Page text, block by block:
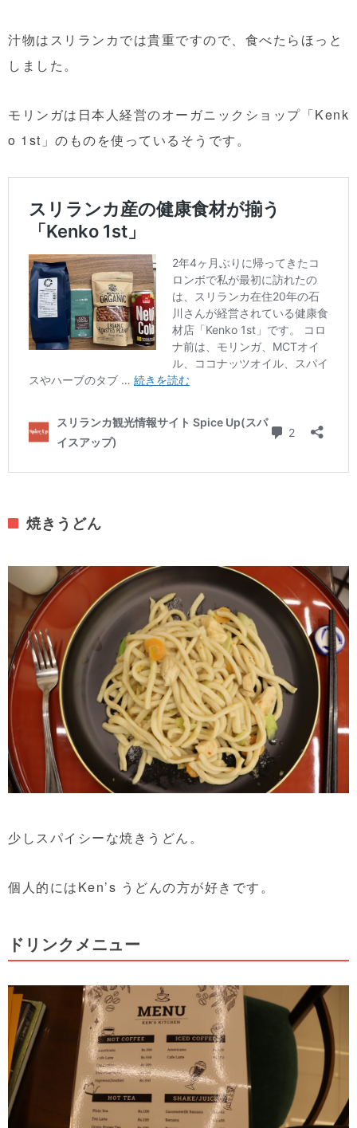
汁物はスリランカでは貴重ですので、食べたらほっと
しました。
モリンガは日本人経営のオーガニックショップ「Kenk
o 1st」のものを使っているそうです。
焼きうどん
少しスパイシーな焼きうどん。
個人的にはKen’s うどんの方が好きです。
ドリンクメニュー